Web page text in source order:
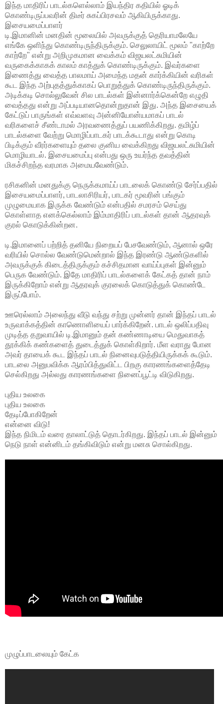
இந்த மாதிரிப் பாடல்களெல்லாம் இயந்திர கதியில் ஓடிக்
கொண்டிருப்பவரின் திடீர் சுகப்பிரசவம் ஆகியிருக்காது.
இசையமைப்பாளர்
டி.இமானின் மனதின் மூலையில் அவருக்குத் தெரியாமலேயே
எங்கே ஒளிந்து கொண்டிருந்திருக்கும். செலுலாயிட் மூலம் "காற்றே
காற்றே" என்று அறிமுகமான வைக்கம் விஜயலட்சுமியின்
வருகைக்காகக் காலம் காத்துக் கொண்டிருக்கும். இவர்களை
இணைத்து வைத்த பாலமாய் அமைந்த மதன் கார்க்கியின் வரிகள்
கூட இந்த அற்புதத்துக்காகப் பொறுத்துக் கொண்டிருந்திருக்கும்.
அடிக்கடி சொல்லுவேன் சில பாடல்கள் இன்னார்க்கென்றே எழுதி
வைத்தது என்று அப்படியானதொன்றுதான் இது. அந்த இசையைக்
கேட்டுப் பாருங்கள் எவ்வளவு அன்னியோன்யமாகப் பாடல்
வரிகளைச் சீண்டாமல் அரவணைத்துப் பயணிக்கிறது. தமிழ்ப்
பாடல்களை வேற்று மொழிப்பாடகர் பாடக்கூடாது என்று கொடி
பிடிக்கும் வீரர்களையும் தலை குனிய வைக்கிறது விஜயலட்சுமியின்
மொழியாடல். இசையமைப்பு என்பது ஒரு உயர்ந்த தவத்தின்
மிகச்சிறந்த வரமாக அமையவேண்டும்.
ரசிகனின் மனதுக்கு நெருக்கமாய்ப் பாடலைக் கொண்டு சேர்ப்பதில்
இசையமைப்பாளர், பாடலாசிரியர், பாடகர் மூவரின் பங்கும்
முழுமையாக இருக்க வேண்டும் என்பதில் சமரசம் செய்து
கொள்ளாத எனக்கெல்லாம் இம்மாதிரிப் பாடல்கள் தான் ஆதரவுக்
குரல் கொடுக்கின்றன.
டி.இமானைப் பற்றித் தனியே நிறையப் பேசவேண்டும், ஆனால் ஒரே
வரியில் சொல்ல வேண்டுமென்றால் இந்த இரண்டு ஆண்டுகளில்
அவருக்குக் கிடைத்திருக்கும் கச்சிதமான வாய்ப்புகள் இன்னும்
பெருக வேண்டும். இதே மாதிரிப் பாடல்களைக் கேட்கத் தான் நாம்
இருக்கிறோம் என்று ஆதரவுக் குரலைக் கொடுத்துக் கொண்டே
இருப்போம்.
ஊரெல்லாம் அலைந்து வீடு வந்து சற்று முன்னர் தான் இந்தப் பாடல்
உருவாக்கத்தின் காணொளியைப் பார்க்கிறேன். பாடல் ஒலிப்பதிவு
முடித்த தறுவாயில் டி.இமானும் தன் கண்ணாடியை மெதுவாகத்
தூக்கிக் கண்களைத் துடைத்துக் கொள்கிறார். மீள வராது போன
அவர் தாயைக் கூட இந்தப் பாடல் நினைவுபடுத்தியிருக்கக் கூடும்.
பாடலை அனுபவிக்க ஆரம்பித்துவிட்ட பிறகு காரணங்களைத்தேடி
செல்கிறது அல்லது காரணங்களை நினைப்பூட்டி விடுகிறது.
புதிய உலகை
புதிய உலகை
தேடிப்போகிறேன்
என்னை விடு!
இந்த நிமிடம் வரை தாலாட்டுத் தொடர்கிறது. இந்தப் பாடல் இன்னும்
நெடு நாள் என்னிடம் தங்கிவிடும் என்று மனசு சொல்கிறது.
முழுப்பாடலையும் கேட்க